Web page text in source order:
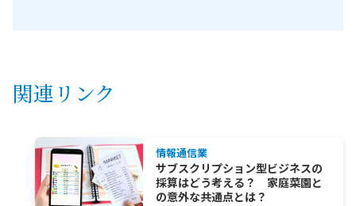
関連リンク
情報通信業
サブスクリプション型ビジネスの
採算はどう考える？ 家庭菜園と
の意外な共通点とは？